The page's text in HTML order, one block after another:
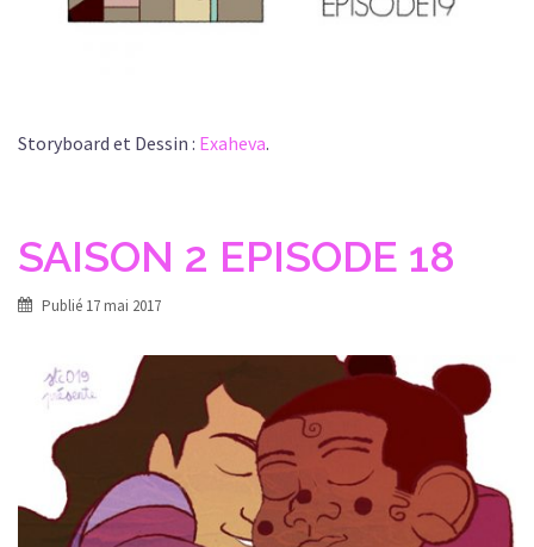
Storyboard et Dessin : Exaheva.
SAISON 2 EPISODE 18
Publié 17 mai 2017